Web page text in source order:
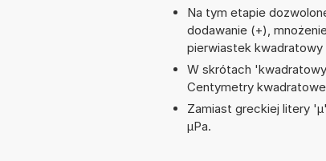
Na tym etapie
dodawanie (+),
pierwiastek kwadratowy
W skrótach
Centymetry
Zamiast greckiej litery
µPa.